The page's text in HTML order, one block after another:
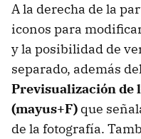
A la derecha de la
iconos para
y la posibilidad de
separado, además
Previsualización de
(mayus+F) que
de la fotografía.